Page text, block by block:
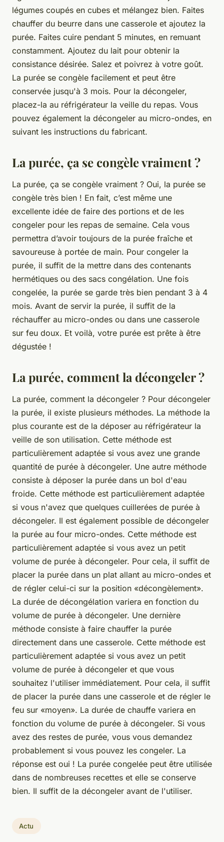
légumes coupés en cubes et mélangez bien. Faites
chauffer du beurre dans une casserole et ajoutez la
purée. Faites cuire pendant 5 minutes, en remuant
constamment. Ajoutez du lait pour obtenir la
consistance désirée. Salez et poivrez à votre goût.
La purée se congèle facilement et peut être
conservée jusqu'à 3 mois. Pour la décongeler,
placez-la au réfrigérateur la veille du repas. Vous
pouvez également la décongeler au micro-ondes, en
suivant les instructions du fabricant.
La purée, ça se congèle vraiment ?
La purée, ça se congèle vraiment ? Oui, la purée se
congèle très bien ! En fait, c’est même une
excellente idée de faire des portions et de les
congeler pour les repas de semaine. Cela vous
permettra d’avoir toujours de la purée fraîche et
savoureuse à portée de main. Pour congeler la
purée, il suffit de la mettre dans des contenants
hermétiques ou des sacs congélation. Une fois
congelée, la purée se garde très bien pendant 3 à 4
mois. Avant de servir la purée, il suffit de la
réchauffer au micro-ondes ou dans une casserole
sur feu doux. Et voilà, votre purée est prête à être
dégustée !
La purée, comment la décongeler ?
La purée, comment la décongeler ? Pour décongeler
la purée, il existe plusieurs méthodes. La méthode la
plus courante est de la déposer au réfrigérateur la
veille de son utilisation. Cette méthode est
particulièrement adaptée si vous avez une grande
quantité de purée à décongeler. Une autre méthode
consiste à déposer la purée dans un bol d'eau
froide. Cette méthode est particulièrement adaptée
si vous n'avez que quelques cuillerées de purée à
décongeler. Il est également possible de décongeler
la purée au four micro-ondes. Cette méthode est
particulièrement adaptée si vous avez un petit
volume de purée à décongeler. Pour cela, il suffit de
placer la purée dans un plat allant au micro-ondes et
de régler celui-ci sur la position «décongèlement».
La durée de décongélation variera en fonction du
volume de purée à décongeler. Une dernière
méthode consiste à faire chauffer la purée
directement dans une casserole. Cette méthode est
particulièrement adaptée si vous avez un petit
volume de purée à décongeler et que vous
souhaitez l'utiliser immédiatement. Pour cela, il suffit
de placer la purée dans une casserole et de régler le
feu sur «moyen». La durée de chauffe variera en
fonction du volume de purée à décongeler. Si vous
avez des restes de purée, vous vous demandez
probablement si vous pouvez les congeler. La
réponse est oui ! La purée congelée peut être utilisée
dans de nombreuses recettes et elle se conserve
bien. Il suffit de la décongeler avant de l'utiliser.
Actu